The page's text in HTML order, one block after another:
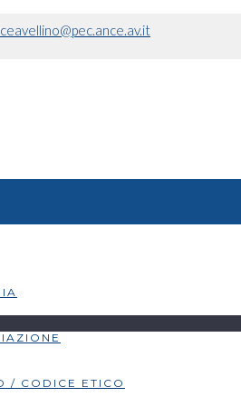
/ CODICE ETICO